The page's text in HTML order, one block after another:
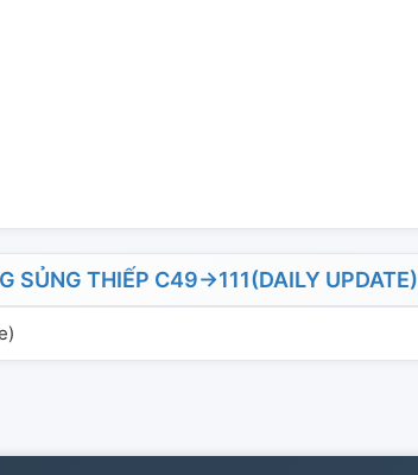
SỦNG THIẾP C49->111(DAILY UPDATE)